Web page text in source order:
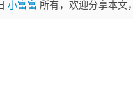
小富富 所有，欢迎分享本文